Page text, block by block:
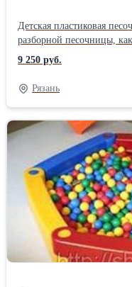
Детская пластиковая
разборной песочницы,
многоугольника. Все
блоки, которые надежно
имеют массу до
малышу самостоятельно
Самостоятельная сборка
радости. Блоки
водой. Отличительной
использование
морозоустойчивого
условия применения.
элемента песочницы:
4кг,Производитель:
помещении/на улице
ребенка: 1 лет
9 250 руб.
Рязань